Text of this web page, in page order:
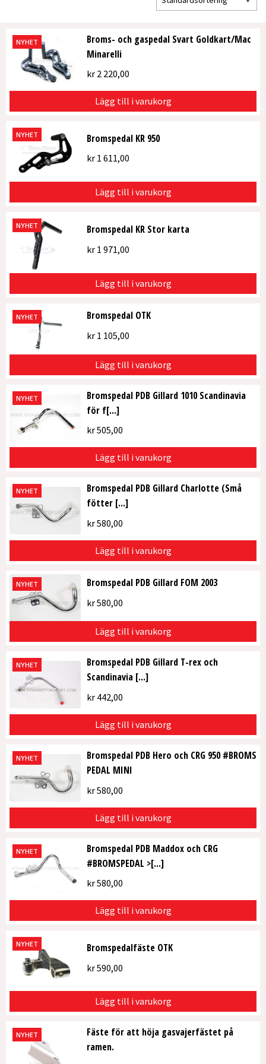
NYHET
Broms- och gaspedal Svart Goldkart/Mac
Minarelli
kr2 220,00
Lägg till i varukorg
NYHET Bromspedal KR 950
kr1 611,00
Lägg till i varukorg
NYHET Bromspedal KR Stor karta
kr1 971,00
Lägg till i varukorg
NYHET Bromspedal OTK
kr1 105,00
Lägg till i varukorg
NYHET
Bromspedal PDB Gillard 1010 Scandinavia
för f[...]
kr505,00
Lägg till i varukorg
NYHET
Bromspedal PDB Gillard Charlotte (Små
fötter [...]
kr580,00
Lägg till i varukorg
NYHET Bromspedal PDB Gillard FOM 2003
kr580,00
Lägg till i varukorg
NYHET
Bromspedal PDB Gillard T-rex och
Scandinavia [...]
kr442,00
Lägg till i varukorg
NYHET
Bromspedal PDB Hero och CRG 950 #BROMS
PEDAL MINI
kr580,00
Lägg till i varukorg
NYHET
Bromspedal PDB Maddox och CRG
#BROMSPEDAL >[...]
kr580,00
Lägg till i varukorg
NYHET Bromspedalfäste OTK
kr590,00
Lägg till i varukorg
NYHET
Fäste för att höja gasvajerfästet på
ramen.